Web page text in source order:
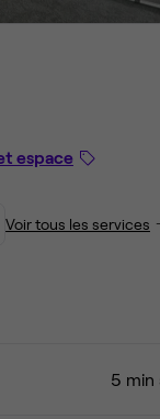
espace
Voir tous les services
5 min